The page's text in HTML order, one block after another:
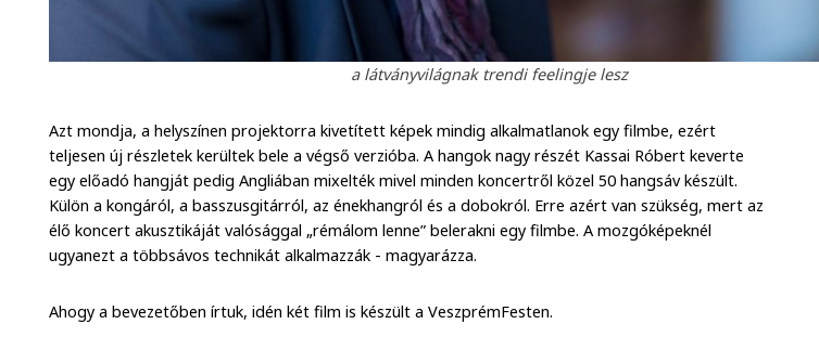
a látványvilágnak trendi feelingje lesz
Azt mondja, a helyszínen projektorra kivetített képek mindig alkalmatlanok egy filmbe, ezért
teljesen új részletek kerültek bele a végső verzióba. A hangok nagy részét Kassai Róbert keverte
egy előadó hangját pedig Angliában mixelték mivel minden koncertről közel 50 hangsáv készült.
Külön a kongáról, a basszusgitárról, az énekhangról és a dobokról. Erre azért van szükség, mert az
élő koncert akusztikáját valósággal „rémálom lenne” belerakni egy filmbe. A mozgóképeknél
ugyanezt a többsávos technikát alkalmazzák - magyarázza.
Ahogy a bevezetőben írtuk, idén két film is készült a VeszprémFesten.